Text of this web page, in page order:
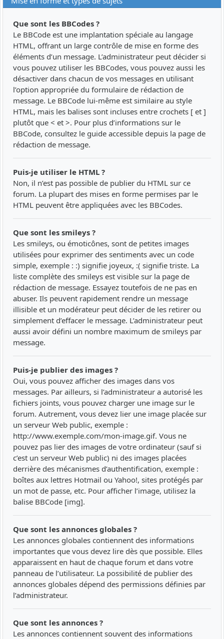
Que sont les BBCodes ?
Le BBCode est une implantation spéciale au langage
HTML, offrant un large contrôle de mise en forme des
éléments d’un message. L’administrateur peut décider si
vous pouvez utiliser les BBCodes, vous pouvez aussi les
désactiver dans chacun de vos messages en utilisant
l’option appropriée du formulaire de rédaction de
message. Le BBCode lui-même est similaire au style
HTML, mais les balises sont incluses entre crochets [ et ]
plutôt que < et >. Pour plus d’informations sur le
BBCode, consultez le guide accessible depuis la page de
rédaction de message.
Puis-je utiliser le HTML ?
Non, il n’est pas possible de publier du HTML sur ce
forum. La plupart des mises en forme permises par le
HTML peuvent être appliquées avec les BBCodes.
Que sont les smileys ?
Les smileys, ou émoticônes, sont de petites images
utilisées pour exprimer des sentiments avec un code
simple, exemple : :) signifie joyeux, :( signifie triste. La
liste complète des smileys est visible sur la page de
rédaction de message. Essayez toutefois de ne pas en
abuser. Ils peuvent rapidement rendre un message
illisible et un modérateur peut décider de les retirer ou
simplement d’effacer le message. L’administrateur peut
aussi avoir défini un nombre maximum de smileys par
message.
Puis-je publier des images ?
Oui, vous pouvez afficher des images dans vos
messages. Par ailleurs, si l’administrateur a autorisé les
fichiers joints, vous pouvez charger une image sur le
forum. Autrement, vous devez lier une image placée sur
un serveur Web public, exemple :
http://www.exemple.com/mon-image.gif. Vous ne
pouvez pas lier des images de votre ordinateur (sauf si
c’est un serveur Web public) ni des images placées
derrière des mécanismes d’authentification, exemple :
boîtes aux lettres Hotmail ou Yahoo!, sites protégés par
un mot de passe, etc. Pour afficher l’image, utilisez la
balise BBCode [img].
Que sont les annonces globales ?
Les annonces globales contiennent des informations
importantes que vous devez lire dès que possible. Elles
apparaissent en haut de chaque forum et dans votre
panneau de l’utilisateur. La possibilité de publier des
annonces globales dépend des permissions définies par
l’administrateur.
Que sont les annonces ?
Les annonces contiennent souvent des informations